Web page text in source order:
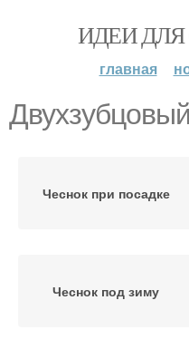
ИДЕИ
главная
Чеснок при посадке
Чеснок под зиму